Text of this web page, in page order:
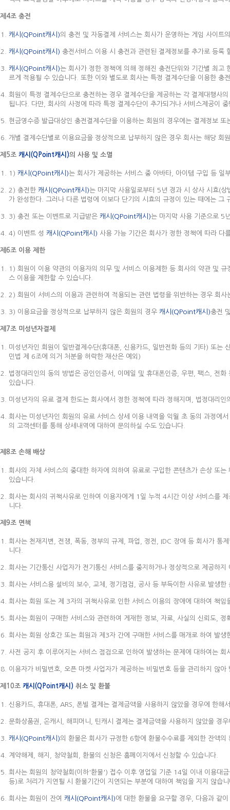
제4조 충전
캐시(QPoint캐시)의 충전 및 자동결제 서비스는 회사가 운영하는 게임 사이트
캐시(QPoint캐시) 충전서비스 이용 시 충전과 관련된 결제정보를 추가로 등록
캐시(QPoint캐시)는 회사가 정한 정책에 의해 정해진 충전단위와 기간별 최고
르게 적용될 수 있습니다. 또한 이와 별도로 회사는 특정 결제수단을 이용한 충
회원이 특정 결제수단으로 충전하는 경우 결제수단을 제공하는 각 결제대행사
됩니다. 다만, 회사의 사정에 따라 특정 결제수단이 추가되거나 서비스제공이
현금영수증 발급대상인 충전결제수단을 이용하는 회원의 경우에는 결제정보
개별 결제수단별로 이용요금을 정상적으로 납부하지 않은 경우 회사는 해당 회
제5조 캐시(QPoint캐시)의 사용 및 소멸
1) 캐시(QPoint캐시)는 회사가 제공하는 서비스 중 아바타, 아이템 구입 등 일
2) 충전한 캐시(QPoint캐시)는 마지막 사용일로부터 5년 경과 시 상사 시효(
가 완성한다. 그러나 다른 법령에 이보다 단기의 시효의 규정이 있는 때에는 그
3) 충전 또는 이벤트로 지급받은 캐시(QPoint캐시)는 마지막 사용 기준으로 5
4) 이벤트 성 캐시(QPoint캐시) 사용 가능 기간은 회사가 정한 정책에 따라 다
제6조 이용 제한
1) 회원이 이용 약관의 이용자의 의무 및 서비스 이용제한 등 회사의 약관 및
스 이용을 제한할 수 있습니다.
2) 회원이 서비스의 이용과 관련하여 적용되는 관련 법령을 위반하는 경우 회
3) 이용요금을 정상적으로 납부하지 않은 회원의 경우 캐시(QPoint캐시)충전
제7조 미성년자결제
미성년자인 회원이 일반결제수단(휴대폰, 신용카드, 일반전화 등의 기타) 또는
민법 제 6조에 의거 처분을 허락한 재산은 예외)
법정대리인의 동의 방법은 공인인증서, 이메일 및 휴대폰인증, 우편, 팩스, 전
있습니다.
미성년자의 유료 결제 한도는 회사에서 정한 정책에 따라 정해지며, 법정대리
회사는 미성년자인 회원의 유료 서비스 상세 이용 내역을 익월 초 동의 과정에
의 고객센터를 통해 상세내역에 대하여 문의하실 수도 있습니다.
제8조 손해 배상
회사의 자체 서비스의 중대한 하자에 의하여 유료로 구입한 콘텐츠가 손상 또
있습니다.
회사는 회사의 귀책사유로 인하여 이용자에게 1일 누적 4시간 이상 서비스를
니다.
제9조 면책
회사는 천재지변, 전쟁, 폭동, 정부의 규제, 파업, 정전, IDC 장애 등 회사가 통
니다.
회사는 기간통신 사업자가 전기통신 서비스를 중지하거나 정상적으로 제공하
회사는 서비스용 설비의 보수, 교체, 정기점검, 공사 등 부득이한 사유로 발생한
회사는 회원 또는 제 3자의 귀책사유로 인한 서비스 이용의 장애에 대하여 책임
회사는 회원이 구매한 서비스와 관련하여 게재한 정보, 자료, 사실의 신뢰도,
회사는 회원 상호간 또는 회원과 제3자 간에 구매한 서비스를 매개로 하여 발
사전 공지 후 이루어지는 서비스 점검으로 인하여 발생하는 문제에 대하여는 회
이용자가 비밀번호, 오픈 마켓 사업자가 제공하는 비밀번호 등을 관리하지 않
제10조 캐시(QPoint캐시) 취소 및 환불
신용카드, 휴대폰, ARS, 폰빌 결제는 결제금액을 사용하지 않았을 경우에 한해
문화상품권, 온캐시, 해피머니, 틴캐시 결제는 결제금액을 사용하지 않았을 경
캐시(QPoint캐시)의 환불은 회사가 규정한 6항에 환불수수료를 제외한 잔액의
계약해제, 해지, 청약철회, 환불의 신청은 홈페이지에서 신청할 수 있습니다.
회사는 회원의 청약철회(이하'환불') 접수 이후 영업일 기준 14일 이내 이용대
등)로 처리가 지연될 시 환불기간이 지연되는 부분에 대하여 책임을 지지 않습
회사는 회원이 잔여 캐시(QPoint캐시)에 대한 환불을 요구할 경우, 다음과 같